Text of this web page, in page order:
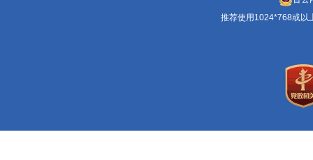
推荐使用1024*768或以